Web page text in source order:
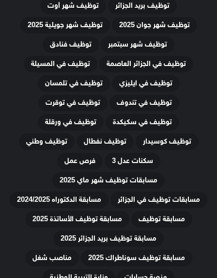
توظيف بريد الجزائر
توظيف شهر أوت
توظيف شهر جوان 2025
توظيف شهر جويلية 2025
توظيف شهر سبتمبر
توظيف فنادق
توظيف في الجزائر العاصمة
توظيف في المسيلة
توظيف في ايليزي
توظيف في تلمسان
توظيف في تندوف
توظيف في توقرت
توظيف في سكيكدة
توظيف في ورقلة
توظيف كوسيدار
توظيف نفطال
توظيف وطني
سكنات عدل 3
فرص عمل
مسابقات توظيف شهر ماي 2025
مسابقات توظيف في الجزائر
مسابقة الدكتوراه 2024/2025
مسابقة توظيف
مسابقة توظيف الأساتذة 2025
مسابقة توظيف بريد الجزائر 2025
مسابقة توظيف سوناطراك 2025
مناصب شغل